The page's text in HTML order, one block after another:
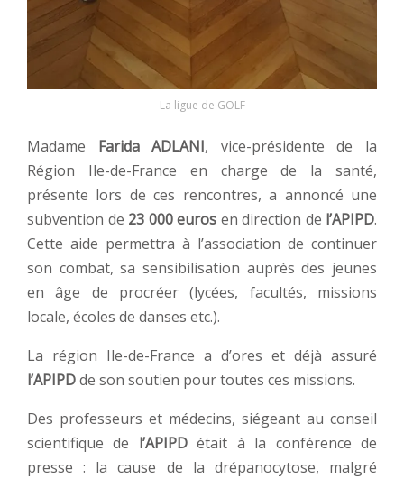
La ligue de GOLF
Madame Farida ADLANI, vice-présidente de la
Région Ile-de-France en charge de la santé,
présente lors de ces rencontres, a annoncé une
subvention de 23 000 euros en direction de l’APIPD.
Cette aide permettra à l’association de continuer
son combat, sa sensibilisation auprès des jeunes
en âge de procréer (lycées, facultés, missions
locale, écoles de danses etc.).
La région Ile-de-France a d’ores et déjà assuré
l’APIPDde son soutien pour toutes ces missions.
Des professeurs et médecins, siégeant au conseil
scientifique de l’APIPDétait à la conférence de
presse : la cause de la drépanocytose, malgré